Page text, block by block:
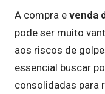
A compra e venda
pode ser muito
aos riscos de
essencial buscar
consolidadas para